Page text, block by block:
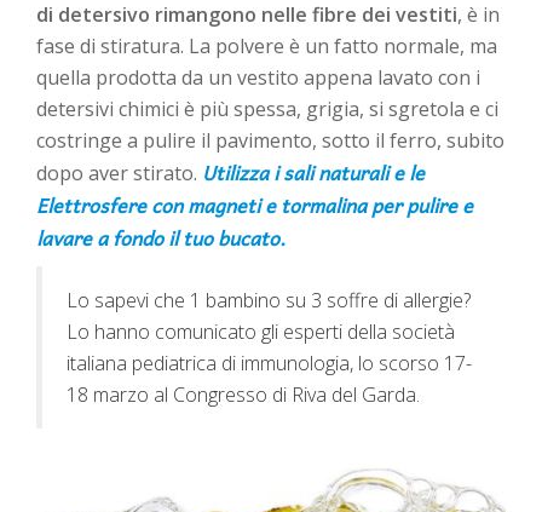
di detersivo rimangono nelle fibre dei vestiti, è in
fase di stiratura. La polvere è un fatto normale, ma
quella prodotta da un vestito appena lavato con i
detersivi chimici è più spessa, grigia, si sgretola e ci
costringe a pulire il pavimento, sotto il ferro, subito
dopo aver stirato. Utilizza i sali naturali e le
Elettrosfere con magneti e tormalina per pulire e
lavare a fondo il tuo bucato.
Lo sapevi che 1 bambino su 3 soffre di allergie?
Lo hanno comunicato gli esperti della società
italiana pediatrica di immunologia, lo scorso 17-
18 marzo al Congresso di Riva del Garda.